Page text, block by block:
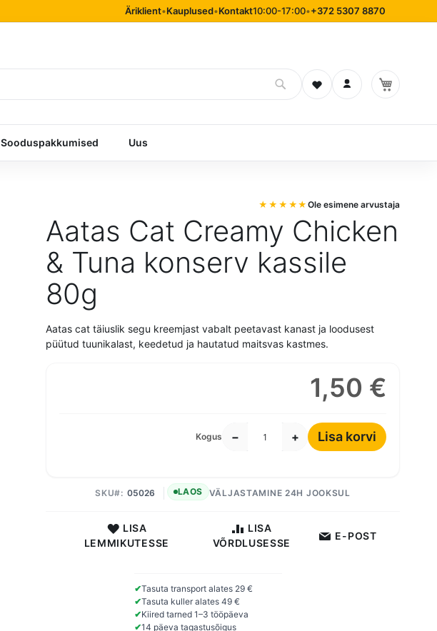
Äriklient•Kauplused•Kontakt10:00-17:00•+372 5307 8870
Soovinimekiri
Logi sisse
Sooduspakkumised Uus
Aatas Cat Creamy Chicken
& Tuna konserv kassile
80g
Ole esimene arvustaja
Aatas cat täiuslik segu kreemjast vabalt peetavast kanast ja loodusest
püütud tuunikalast, keedetud ja hautatud maitsvas kastmes.
1,50 €
Kogus − + Lisa korvi
VÄLJASTAMINE 24H JOOKSUL
SKU 05026 LAOS
LISA
LEMMIKUTESSE
LISA
VÕRDLUSESSE
E-POST
✔Tasuta transport alates 29 €
✔Tasuta kuller alates 49 €
✔Kiired tarned 1–3 tööpäeva
✔14 päeva tagastusõigus